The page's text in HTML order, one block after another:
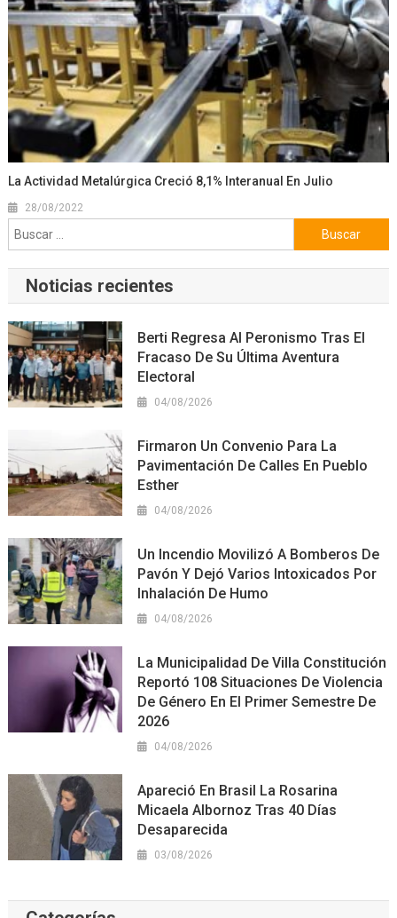
La Actividad Metalúrgica Creció 8,1% Interanual En Julio
28/08/2022
Buscar:
Noticias recientes
Berti Regresa Al Peronismo Tras El
Fracaso De Su Última Aventura
Electoral
04/08/2026
Firmaron Un Convenio Para La
Pavimentación De Calles En Pueblo
Esther
04/08/2026
Un Incendio Movilizó A Bomberos De
Pavón Y Dejó Varios Intoxicados Por
Inhalación De Humo
04/08/2026
La Municipalidad De Villa Constitución
Reportó 108 Situaciones De Violencia
De Género En El Primer Semestre De
2026
04/08/2026
Apareció En Brasil La Rosarina
Micaela Albornoz Tras 40 Días
Desaparecida
03/08/2026